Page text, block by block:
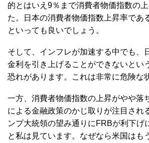
的とはいえ9％まで消費者物価指数の
た。日本の消費者物価指数上昇率であ
といっても良いでしょう。
そして、インフレが加速する中でも、
金利を引き上げることができないとい
恐れがあります。これは非常に危険な
一方、消費者物価指数の上昇がやや落
による金融政策のかじ取りが注目され
ンプ大統領の望み通りにFRBが利下げ
と私は見ています。なぜなら米国はも